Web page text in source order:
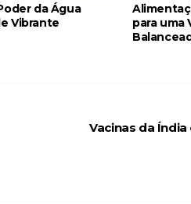
da Água
Vibrante
para uma
Vacinas da